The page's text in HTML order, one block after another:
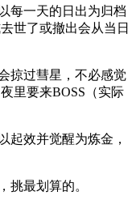
每一天的日出为归档
世了或撤出会从当日
掠过彗星，不必感觉
里要来BOSS（实际
起效并觉醒为炼金，
挑最划算的。